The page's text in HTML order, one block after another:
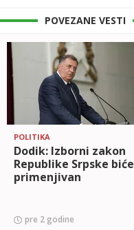
POVEZANE VESTI
POLITIKA
Dodik: Izborni zakon
Republike Srpske biće
primenjivan
pre 2 godine